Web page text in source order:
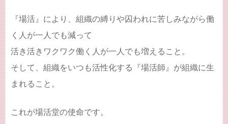
『場活』により、組織の縛りや囚われに苦しみながら働
く人が一人でも減って
活き活きワクワク働く人が一人でも増えること。
そして、組織をいつも活性化する『場活師』が組織に生
まれること。
これが場活堂の使命です。